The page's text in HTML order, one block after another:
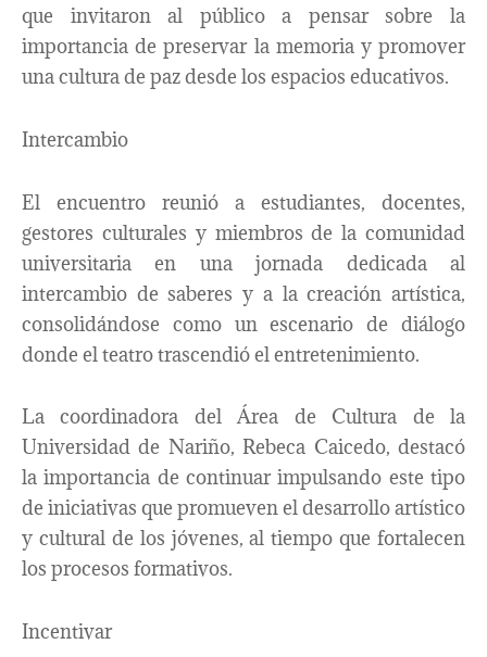
que invitaron al público a pensar sobre la
importancia de preservar la memoria y promover
una cultura de paz desde los espacios educativos.
Intercambio
El encuentro reunió a estudiantes, docentes,
gestores culturales y miembros de la comunidad
universitaria en una jornada dedicada al
intercambio de saberes y a la creación artística,
consolidándose como un escenario de diálogo
donde el teatro trascendió el entretenimiento.
La coordinadora del Área de Cultura de la
Universidad de Nariño, Rebeca Caicedo, destacó
la importancia de continuar impulsando este tipo
de iniciativas que promueven el desarrollo artístico
y cultural de los jóvenes, al tiempo que fortalecen
los procesos formativos.
Incentivar